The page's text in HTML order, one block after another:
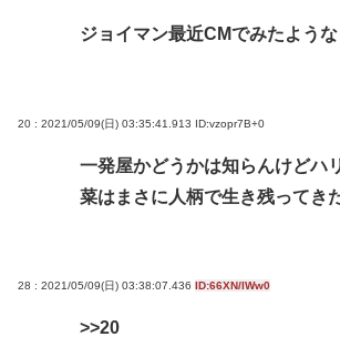
ジョイマン最近CMでみたような
20 : 2021/05/09(日) 03:35:41.913 ID:vzopr7B+0
一発屋かどうかは知らんけどハ
菜はまさに人柄で生き残ってき
28 : 2021/05/09(日) 03:38:07.436 ID:66XN/IWw0
>>20